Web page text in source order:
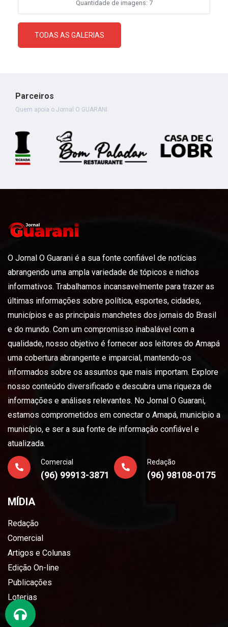
Quantidade de imagens: 7
TODAS AS GALERIAS
Parceiros
Quem apoia o Jornal O GUARANI
O Jornal O Guarani é a sua fonte confiável de notícias
abrangendo uma ampla variedade de tópicos e nichos
informativos. Trabalhamos incansavelmente para trazer as
últimas informações sobre política, esportes, cidades,
municípios e as principais manchetes dos jornais do Brasil
e do mundo. Com um compromisso inabalável com a
qualidade, nosso objetivo é fornecer aos leitores do Amapá
uma cobertura abrangente e imparcial, mantendo-os
informados sobre os assuntos que mais importam. Explore
nosso conteúdo diversificado e descubra uma riqueza de
informações e análises relevantes. No Jornal O Guarani,
estamos comprometidos em conectar o Amapá, município a
município, e ser a sua fonte de informação confiável e
atualizada.
Comercial
(96) 99913-3871
Redação
(96) 98108-0175
MÍDIA
Redação
Comercial
Artigos e Colunas
Edição On-line
Publicações
Loterias